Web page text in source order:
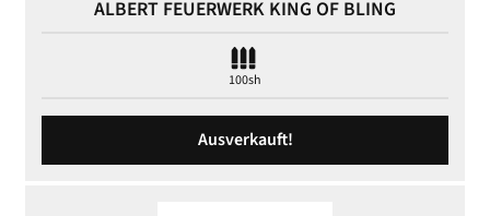
ALBERT FEUERWERK KING OF BLING
100sh
Ausverkauft!